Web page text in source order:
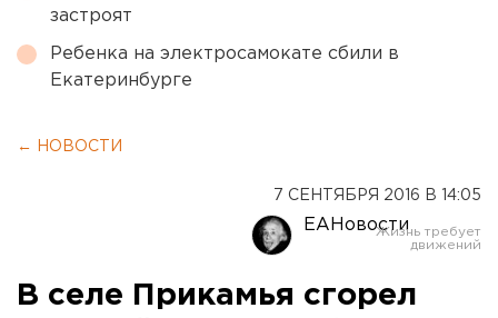
застроят
Ребенка на электросамокате сбили в
Екатеринбурге
← НОВОСТИ
7 СЕНТЯБРЯ 2016 В 14:05
ЕАНовости
В селе Прикамья сгорел